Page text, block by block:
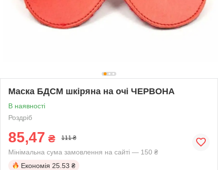
Маска БДСМ шкіряна на очі ЧЕРВОНА
В наявності
Роздріб
85,47 ₴ 111 ₴
Мінімальна сума замовлення на сайті — 150 ₴
Економія 25.53 ₴